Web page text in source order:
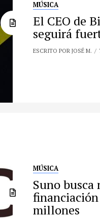
MÚSICA
El CEO de
seguirá
ESCRITO POR JOSÉ M.
MÚSICA
Suno busca
millones